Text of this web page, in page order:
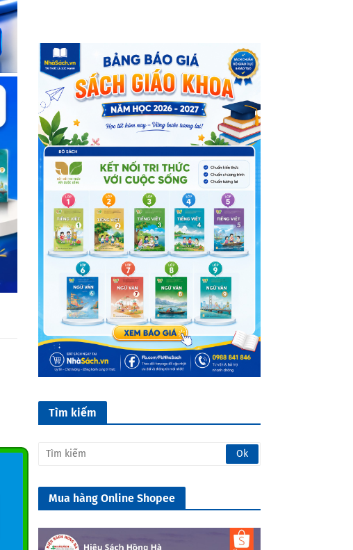
Tìm kiếm
Mua hàng Online Shopee